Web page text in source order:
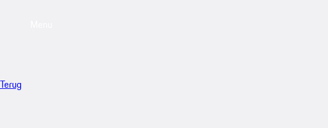
Terug